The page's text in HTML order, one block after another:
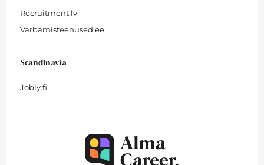
Recruitment.lv
Varbamisteenused.ee
Scandinavia
Jobly.fi